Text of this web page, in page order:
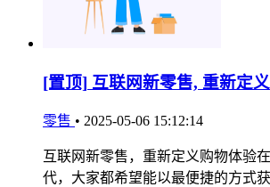
[置顶] 互联网新零售, 重新定
零售 • 2025-05-06 15:12:14
互联网新零售，重新定义购物体验
代，大家都希望能以最便捷的方式